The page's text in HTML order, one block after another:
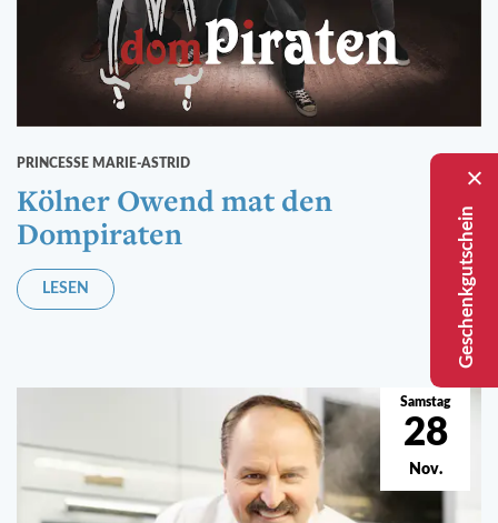
Geschenkgutschein
PRINCESSE MARIE-ASTRID
Kölner Owend mat den
Dompiraten
LESEN
Samstag
28
Nov.